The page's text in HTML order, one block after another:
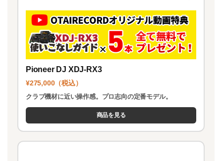
Pioneer DJ XDJ-RX3
¥275,000（税込）
クラブ機材に近い操作感。プロ志向の定番モデル。
商品を見る